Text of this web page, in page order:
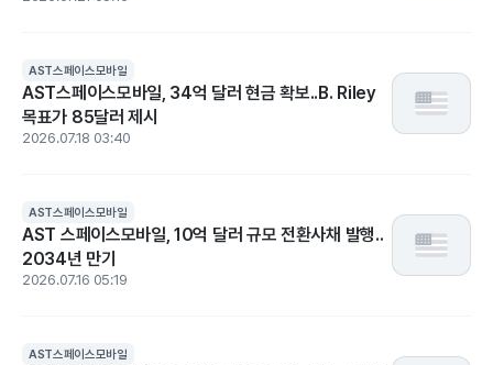
AST스페이스모바일
AST스페이스모바일, 34억 달러 현금 확보..B. Riley
목표가 85달러 제시
2026.07.18 03:40
AST스페이스모바일
AST 스페이스모바일, 10억 달러 규모 전환사채 발행..
2034년 만기
2026.07.16 05:19
AST스페이스모바일